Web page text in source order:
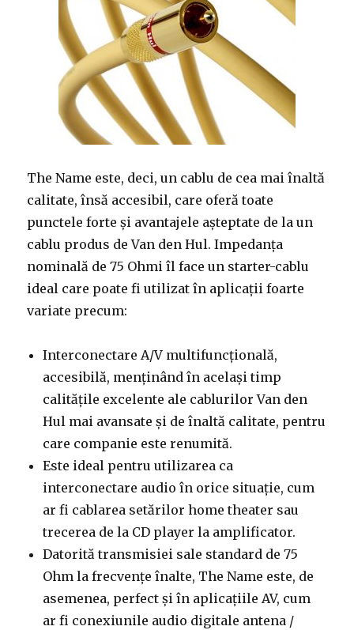
The Name este, deci, un cablu de cea mai înaltă
calitate, însă accesibil, care oferă toate
punctele forte și avantajele așteptate de la un
cablu produs de Van den Hul. Impedanța
nominală de 75 Ohmi îl face un starter-cablu
ideal care poate fi utilizat în aplicații foarte
variate precum:
Interconectare A/V multifuncțională,
accesibilă, menținând în același timp
calitățile excelente ale cablurilor Van den
Hul mai avansate și de înaltă calitate, pentru
care companie este renumită.
Este ideal pentru utilizarea ca
interconectare audio în orice situație, cum
ar fi cablarea setărilor home theater sau
trecerea de la CD player la amplificator.
Datorită transmisiei sale standard de 75
Ohm la frecvențe înalte, The Name este, de
asemenea, perfect și în aplicațiile AV, cum
ar fi conexiunile audio digitale antena /